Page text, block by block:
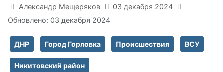
Информация о материале
Александр Мещеряков
03 декабря 2024
Обновлено: 03 декабря 2024
ДНР Город Горловка Происшествия ВСУ
Никитовский район